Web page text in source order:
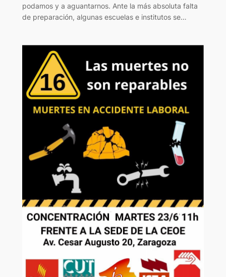
podamos y a aguantarnos. Ante la más absoluta falta
de preparación, algunas escuelas e institutos se…